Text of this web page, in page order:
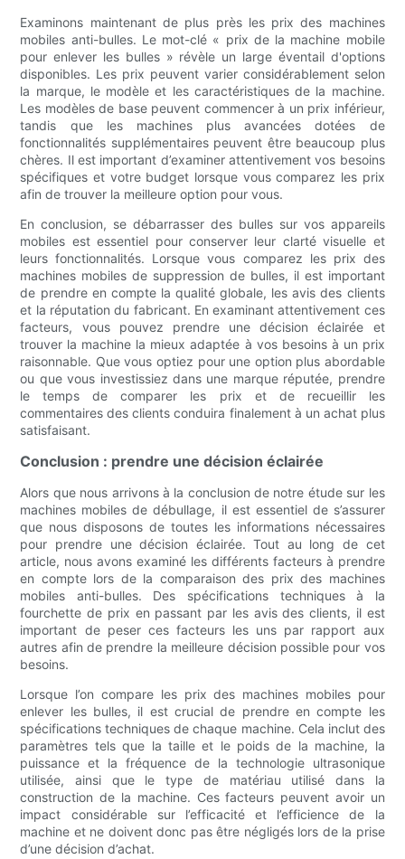
Examinons maintenant de plus près les prix des machines
mobiles anti-bulles. Le mot-clé « prix de la machine mobile
pour enlever les bulles » révèle un large éventail d'options
disponibles. Les prix peuvent varier considérablement selon
la marque, le modèle et les caractéristiques de la machine.
Les modèles de base peuvent commencer à un prix inférieur,
tandis que les machines plus avancées dotées de
fonctionnalités supplémentaires peuvent être beaucoup plus
chères. Il est important d’examiner attentivement vos besoins
spécifiques et votre budget lorsque vous comparez les prix
afin de trouver la meilleure option pour vous.
En conclusion, se débarrasser des bulles sur vos appareils
mobiles est essentiel pour conserver leur clarté visuelle et
leurs fonctionnalités. Lorsque vous comparez les prix des
machines mobiles de suppression de bulles, il est important
de prendre en compte la qualité globale, les avis des clients
et la réputation du fabricant. En examinant attentivement ces
facteurs, vous pouvez prendre une décision éclairée et
trouver la machine la mieux adaptée à vos besoins à un prix
raisonnable. Que vous optiez pour une option plus abordable
ou que vous investissiez dans une marque réputée, prendre
le temps de comparer les prix et de recueillir les
commentaires des clients conduira finalement à un achat plus
satisfaisant.
Conclusion : prendre une décision éclairée
Alors que nous arrivons à la conclusion de notre étude sur les
machines mobiles de débullage, il est essentiel de s’assurer
que nous disposons de toutes les informations nécessaires
pour prendre une décision éclairée. Tout au long de cet
article, nous avons examiné les différents facteurs à prendre
en compte lors de la comparaison des prix des machines
mobiles anti-bulles. Des spécifications techniques à la
fourchette de prix en passant par les avis des clients, il est
important de peser ces facteurs les uns par rapport aux
autres afin de prendre la meilleure décision possible pour vos
besoins.
Lorsque l’on compare les prix des machines mobiles pour
enlever les bulles, il est crucial de prendre en compte les
spécifications techniques de chaque machine. Cela inclut des
paramètres tels que la taille et le poids de la machine, la
puissance et la fréquence de la technologie ultrasonique
utilisée, ainsi que le type de matériau utilisé dans la
construction de la machine. Ces facteurs peuvent avoir un
impact considérable sur l’efficacité et l’efficience de la
machine et ne doivent donc pas être négligés lors de la prise
d’une décision d’achat.